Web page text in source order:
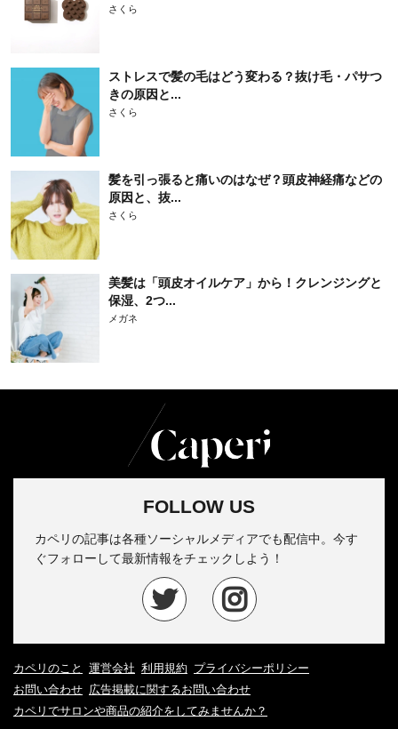
さくら
ストレスで髪の毛はどう変わる？抜け毛・パサつ
きの原因と...
さくら
髪を引っ張ると痛いのはなぜ？頭皮神経痛などの
原因と、抜...
さくら
美髪は「頭皮オイルケア」から！クレンジングと
保湿、2つ...
メガネ
FOLLOW US
カペリの記事は各種ソーシャルメディアでも配信中。今す
ぐフォローして最新情報をチェックしよう！
カペリのこと 運営会社 利用規約 プライバシーポリシー
お問い合わせ 広告掲載に関するお問い合わせ
カペリでサロンや商品の紹介をしてみませんか？